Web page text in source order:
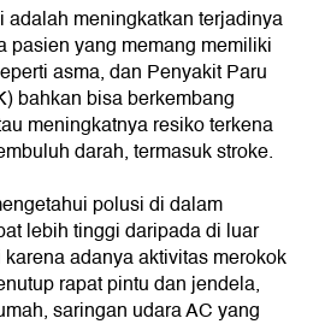
adalah meningkatkan terjadinya
pasien yang memang memiliki
asma, dan Penyakit Paru
bahkan bisa berkembang
meningkatnya resiko terkena
darah, termasuk stroke.
polusi di dalam
lebih tinggi daripada di luar
adanya aktivitas merokok
rapat pintu dan jendela,
saringan udara AC yang